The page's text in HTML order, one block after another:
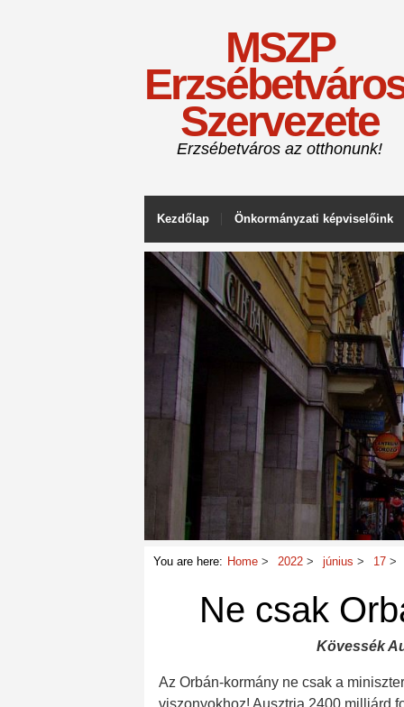
MSZP
Szervezete
Erzsébetváros az otthonunk!
Kezdőlap Önkormányzati képviselőink
You are here: Home 2022 június 17
Ne csak
Kövessék
Az Orbán-kormány ne csak a
viszonyokhoz! Ausztria 2400 milliárd